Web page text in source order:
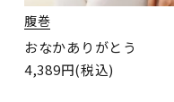
腹巻
おなかありがとう
4,389円(税込)